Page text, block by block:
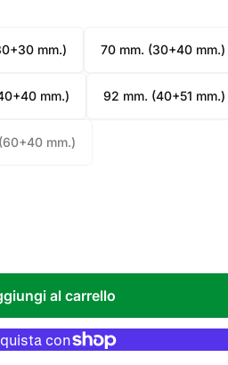
mm.) 70 mm. (30+40 mm.)
mm.) 92 mm. (40+51 mm.)
mm.)
al carrello